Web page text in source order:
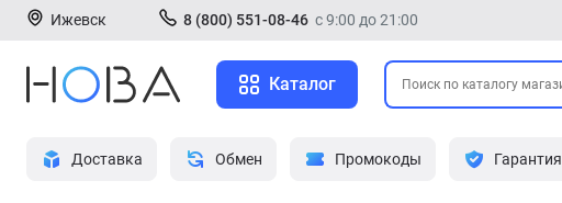
Ижевск 8 (800) 551-08-46 с 9:00 до 21:00
Каталог
Доставка Обмен Промокоды Гарантия